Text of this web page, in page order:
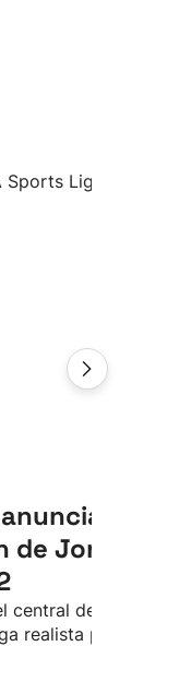
la
de Jon
central de Lasarte
realista para Rino